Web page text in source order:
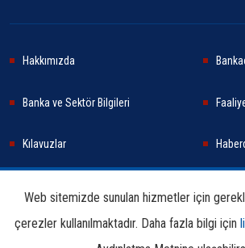
Hakkımızda
Banka ve Sektör Bilgileri
Kılavuzlar
Araştırma ve Yayınlar
Web sitemizde sunulan hizmetler için
çerezler kullanılmaktadır. Daha fazla bilgi için